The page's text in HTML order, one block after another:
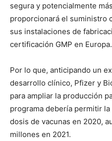
segura y potencialmente
proporcionará el suministro
sus instalaciones de
certificación GMP en Europa.
Por lo que, anticipando un
desarrollo clínico, Pfizer y
para ampliar la producción
programa debería permitir
dosis de vacunas en 2020,
millones en 2021.